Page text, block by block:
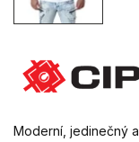
Moderní, jedinečný